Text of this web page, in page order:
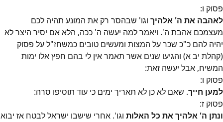
פסוק ו:
לאהבה את ה' אלהיך וגו' שבהסר רק את המונע תהיה לכם
מעצמכם אהבת ה'. ויאמר למה יעשה ה' ככה, הלא אם יסיר היצר לא
יהיה להם כ"כ שכר על המצות ומעשים טובים כמשחז"ל על פסוק
(קהלת יב א) והגיעו שנים אשר תאמר אין לי בהם חפץ אלו ימות
המשיח, אבל יעשה זאת:
פסוק ו:
למען חייך. שאם לא כן לא תאריך ימים כי עוד תוסיפו סרה:
פסוק ז:
ונתן ה' אלהיך את כל האלות וגו'. אחרי שישבו ישראל לבטח אז יבוא